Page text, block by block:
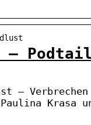
– Podtail
–
Krasa